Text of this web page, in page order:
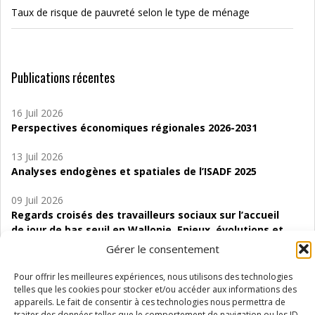
Gérer le consentement
Pour offrir les meilleures expériences, nous utilisons des technologies
telles que les cookies pour stocker et/ou accéder aux informations des
appareils. Le fait de consentir à ces technologies nous permettra de
Taux de risque de pauvreté selon le type de ménage
Publications récentes
16 Juil 2026
Perspectives économiques régionales 2026-2031
13 Juil 2026
Analyses endogènes et spatiales de l’ISADF 2025
09 Juil 2026
Regards croisés des travailleurs sociaux sur l’accueil
de jour de bas seuil en Wallonie. Enjeux, évolutions et
06 Juil 2026
Étude d’évaluabilité des Structures
d’accompagnement à l’autocréation d’emploi (SAACE)